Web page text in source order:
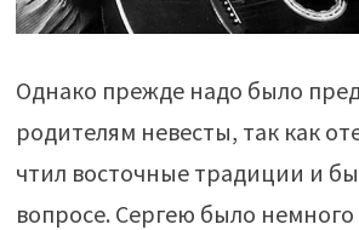
Однако прежде надо было
родителям невесты, так как
чтил восточные традиции и
вопросе. Сергею было